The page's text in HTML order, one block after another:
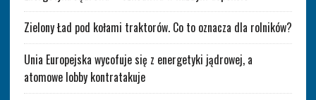
Zielony Ład pod kołami traktorów. Co to oznacza dla rolników?
Unia Europejska wycofuje się z energetyki jądrowej, a
atomowe lobby kontratakuje